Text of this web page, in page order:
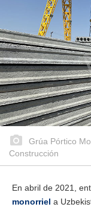
Grúa Pórtico
Construcción
En abril de 2021,
monorriel a